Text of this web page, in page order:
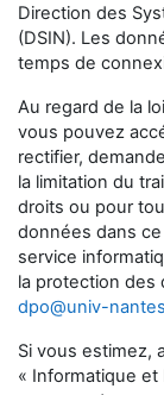
Direction des
(DSIN). Les
temps de
Au regard de la
vous pouvez
rectifier,
la limitation du
droits ou pour
données dans
service
la protection des
dpo@univ-
Si vous estimez,
« Informatique